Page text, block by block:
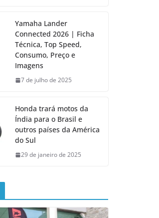
Yamaha Lander
Connected 2026 | Ficha
Técnica, Top Speed,
Consumo, Preço e
Imagens
7 de julho de 2025
Honda trará motos da
Índia para o Brasil e
outros países da América
do Sul
29 de janeiro de 2025